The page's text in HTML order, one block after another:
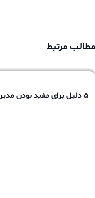
مطالب مرتبط
۵ دلیل برای مفید بودن مدیریت چابک